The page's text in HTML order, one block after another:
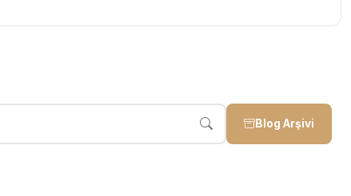
Blog Arşivi